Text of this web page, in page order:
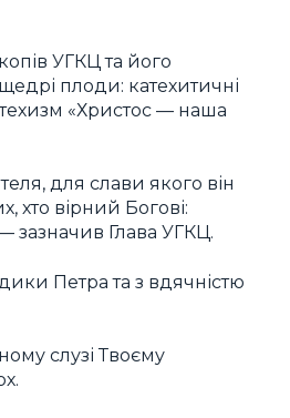
УГКЦ та його
плоди: катехитичні
«Христос — наша
для слави якого він
хто вірний Богові:
зазначив Глава УГКЦ.
Петра та з вдячністю
слузі Твоєму